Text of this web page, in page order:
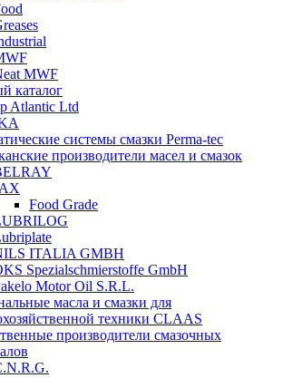
MWF
каталог
Atlantic Ltd
системы смазки Perma-tec
производители масел и смазок
Food Grade
ITALIA GMBH
Spezialschmierstoffe GmbH
Motor Oil S.R.L.
масла и смазки для
техники CLAAS
производители смазочных